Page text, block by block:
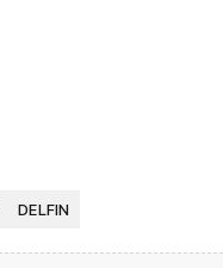
DELFIN